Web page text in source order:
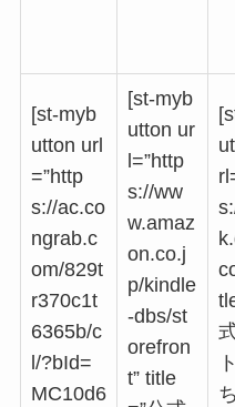
[st-myb
utton url
=”http
s://ac.co
ngrab.c
om/829t
r370c1t
6365b/c
l/?bId=
MC10d6
[st-myb
utton ur
l=”http
s://ww
w.amaz
on.co.j
p/kindle
-dbs/st
orefron
t” title